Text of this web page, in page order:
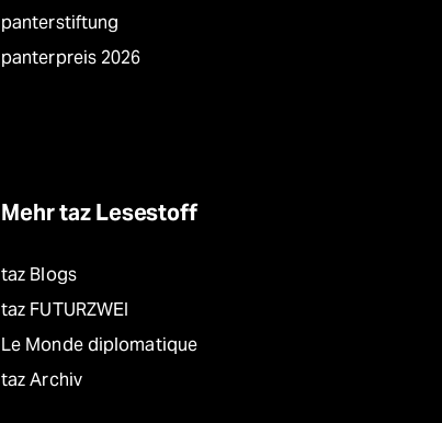
panterstiftung
panterpreis 2026
Mehr taz Lesestoff
taz Blogs
taz FUTURZWEI
Le Monde diplomatique
taz Archiv